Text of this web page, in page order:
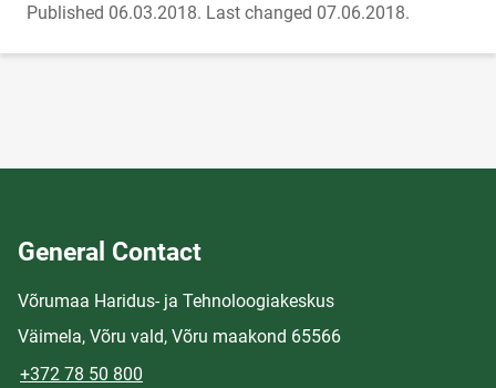
Published 06.03.2018. Last changed 07.06.2018.
General Contact
Võrumaa Haridus- ja Tehnoloogiakeskus
Väimela, Võru vald, Võru maakond 65566
+372 78 50 800